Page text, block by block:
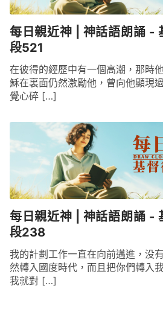
每日親近神 | 神話語朗誦 -
段521
在彼得的經歷中有一個高潮，那時
穌在裏面仍然激勵他，曾向他顯現
覺心碎 […]
每日親近神 | 神話語朗誦 -
段238
我的計劃工作一直在向前邁進，没
然轉入國度時代，而且把你們轉入
我就對 […]